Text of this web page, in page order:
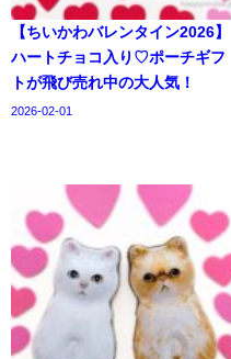
【ちいかわバレンタイン2026】
ハートチョコ入り♡ポーチギフ
トが飛び売れ中の大人気！
2026-02-01